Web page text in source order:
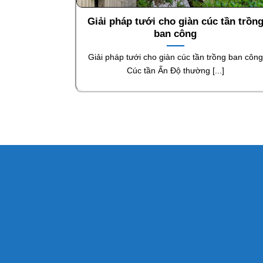
Giải pháp tưới cho giàn cúc tần trồng
ban công
Giải pháp tưới cho giàn cúc tần trồng ban công
Cúc tần Ấn Độ thường [...]